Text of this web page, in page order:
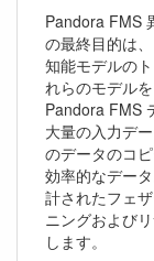
Pandora FMS
の最終目的は
知能モデルの
れらのモデル
Pandora FMS
大量の入力デ
のデータのコ
効率的なデー
計されたフェ
ニングおよび
します。